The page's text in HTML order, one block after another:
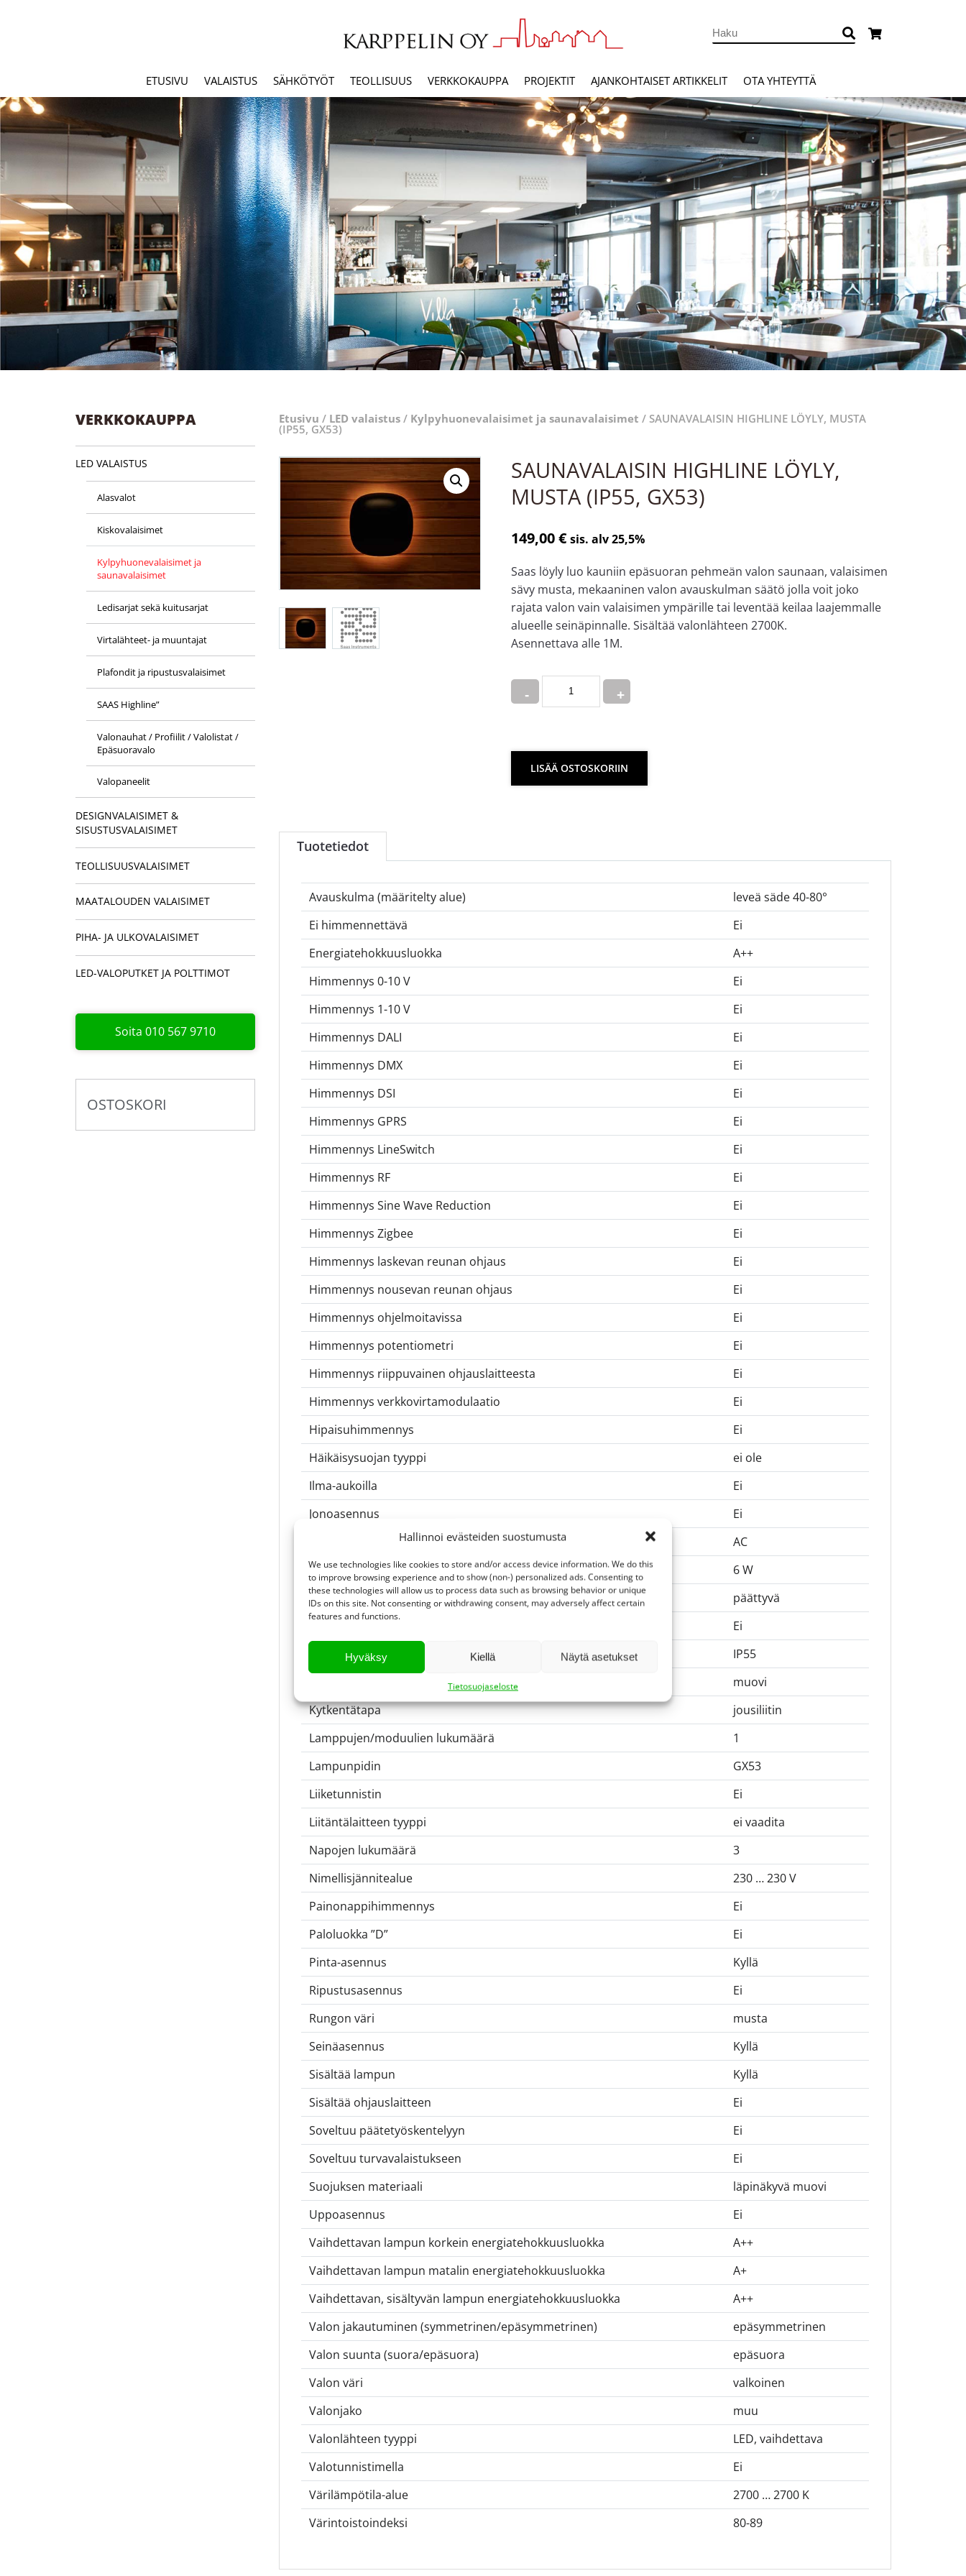
Hallinnoi evästeiden suostumusta
We use technologies like cookies to store and/or access device information. We do this
to improve browsing experience and to show (non-) personalized ads. Consenting to
these technologies will allow us to process data such as browsing behavior or unique
IDs on this site. Not consenting or withdrawing consent, may adversely affect certain
features and functions.
Hyväksy Kiellä Näytä asetukset
Tietosuojaseloste
ETUSIVU VALAISTUS SÄHKÖTYÖT TEOLLISUUS VERKKOKAUPPA PROJEKTIT AJANKOHTAISET ARTIKKELIT OTA YHTEYTTÄ
VERKKOKAUPPA
LED VALAISTUS
Alasvalot
Kiskovalaisimet
Kylpyhuone­valaisimet ja
saunavalaisimet
Ledisarjat sekä kuitusarjat
Virtalähteet- ja muuntajat
Plafondit ja ripustusvalaisimet
SAAS Highline”
Valonauhat / Profiilit / Valolistat /
Epäsuoravalo
Valopaneelit
DESIGNVALAISIMET &
SISUSTUSVALAISIMET
TEOLLISUUSVALAISIMET
MAATALOUDEN VALAISIMET
PIHA- JA ULKOVALAISIMET
LED-VALOPUTKET JA POLTTIMOT
Soita 010 567 9710
OSTOSKORI
Etusivu / LED valaistus/ Kylpyhuone­valaisimet ja saunavalaisimet / SAUNAVALAISIN HIGHLINE LÖYLY, MUSTA
(IP55, GX53)
SAUNAVALAISIN HIGHLINE LÖYLY,
MUSTA (IP55, GX53)
149,00€ sis. alv 25,5%
Saas löyly luo kauniin epäsuoran pehmeän valon saunaan, valaisimen
sävy musta, mekaaninen valon avauskulman säätö jolla voit joko
rajata valon vain valaisimen ympärille tai leventää keilaa laajemmalle
alueelle seinäpinnalle. Sisältää valonlähteen 2700K.
Asennettava alle 1M.
Quantity
LISÄÄ OSTOSKORIIN
Tuotetiedot
Avauskulma (määritelty alue)
leveä säde 40-80°
Ei himmennettävä
Ei
Energiatehokkuusluokka
A++
Himmennys 0-10 V
Ei
Himmennys 1-10 V
Ei
Himmennys DALI
Ei
Himmennys DMX
Ei
Himmennys DSI
Ei
Himmennys GPRS
Ei
Himmennys LineSwitch
Ei
Himmennys RF
Ei
Himmennys Sine Wave Reduction
Ei
Himmennys Zigbee
Ei
Himmennys laskevan reunan ohjaus
Ei
Himmennys nousevan reunan ohjaus
Ei
Himmennys ohjelmoitavissa
Ei
Himmennys potentiometri
Ei
Himmennys riippuvainen ohjauslaitteesta
Ei
Himmennys verkkovirtamodulaatio
Ei
Hipaisuhimmennys
Ei
Häikäisysuojan tyyppi
ei ole
Ilma-aukoilla
Ei
Jonoasennus
Ei
AC
Järjestelmän teho
6 W
Kaapelointitapa
päättyvä
Ei
Kotelointiluokka (IP)
IP55
muovi
Kytkentätapa
jousiliitin
Lamppujen/moduulien lukumäärä
1
Lampunpidin
GX53
Liiketunnistin
Ei
Liitäntälaitteen tyyppi
ei vaadita
Napojen lukumäärä
3
Nimellisjännitealue
230 … 230 V
Painonappihimmennys
Ei
Paloluokka ”D”
Ei
Pinta-asennus
Kyllä
Ripustusasennus
Ei
Rungon väri
musta
Seinäasennus
Kyllä
Sisältää lampun
Kyllä
Sisältää ohjauslaitteen
Ei
Soveltuu päätetyöskentelyyn
Ei
Soveltuu turvavalaistukseen
Ei
Suojuksen materiaali
läpinäkyvä muovi
Uppoasennus
Ei
Vaihdettavan lampun korkein energiatehokkuusluokka
A++
Vaihdettavan lampun matalin energiatehokkuusluokka
A+
Vaihdettavan, sisältyvän lampun energiatehokkuusluokka
A++
Valon jakautuminen (symmetrinen/epäsymmetrinen)
epäsymmetrinen
Valon suunta (suora/epäsuora)
epäsuora
Valon väri
valkoinen
Valonjako
muu
Valonlähteen tyyppi
LED, vaihdettava
Valotunnistimella
Ei
Värilämpötila-alue
2700 … 2700 K
Värintoistoindeksi
80-89